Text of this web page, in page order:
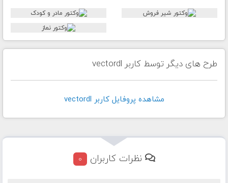
طرح های دیگر توسط کاربر vectordl
مشاهده پروفايل کاربر vectordl
نظرات کاربران 0